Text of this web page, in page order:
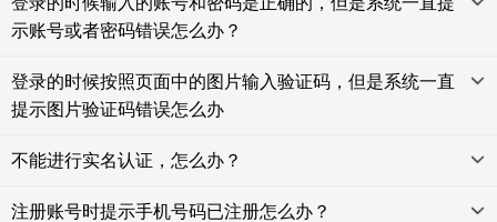
示账号或者密码错误怎么办？
登录的时候按照页面中的图片输入验证码，但是系统一直
提示图片验证码错误怎么办
不能进行实名认证，怎么办？
注册账号时提示手机号码已注册怎么办？